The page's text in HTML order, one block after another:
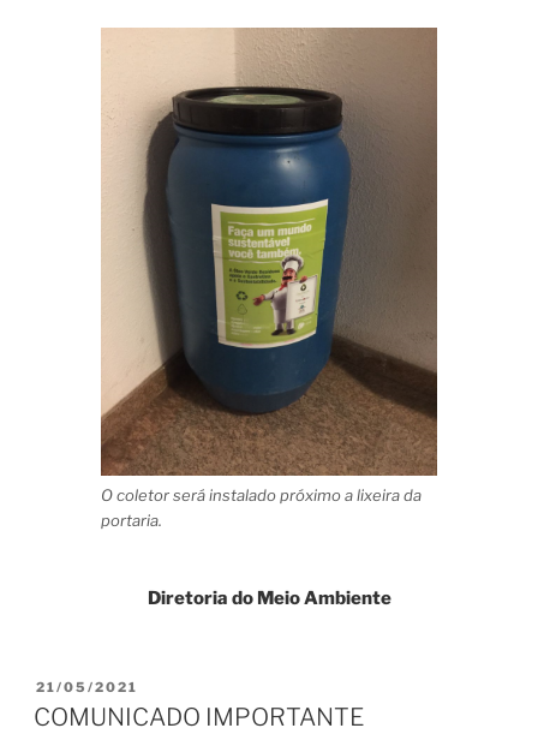
O coletor será instalado próximo a lixeira da
portaria.
Diretoria do Meio Ambiente
PUBLICADO
EM
21/05/2021
COMUNICADO IMPORTANTE